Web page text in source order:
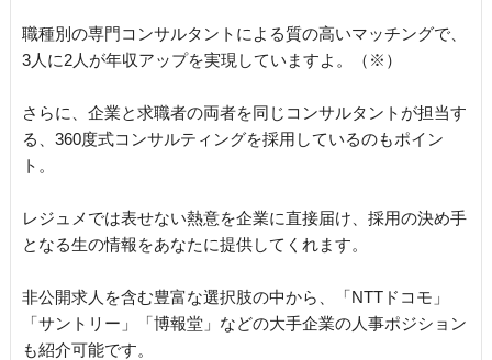
職種別の専門コンサルタントによる質の高いマッチングで、
3人に2人が年収アップを実現していますよ。（※）
さらに、企業と求職者の両者を同じコンサルタントが担当す
る、360度式コンサルティングを採用しているのもポイン
ト。
レジュメでは表せない熱意を企業に直接届け、採用の決め手
となる生の情報をあなたに提供してくれます。
非公開求人を含む豊富な選択肢の中から、「NTTドコモ」
「サントリー」「博報堂」などの大手企業の人事ポジション
も紹介可能です。